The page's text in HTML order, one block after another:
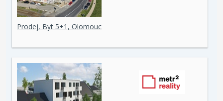
Prodej, Byt 5+1, Olomouc